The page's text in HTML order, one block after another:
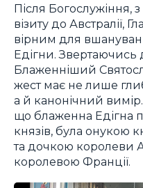
Після Богослужіння,
візиту до Австралії,
вірним для
Едігни. Звертаючись
Блаженніший
жест має не лише
а й канонічний вимір.
що блаженна Едігна
князів, була онукою
та дочкою королеви
королевою Франції.